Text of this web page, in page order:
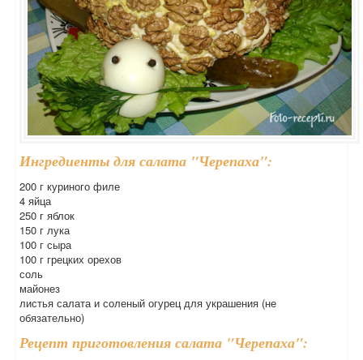
Ингредиенты для салата "Черепаха":
200 г куриного филе
4 яйца
250 г яблок
150 г лука
100 г сыра
100 г грецких орехов
соль
майонез
листья салата и соленый огурец для украшения (не
обязательно)
Рецепт приготовления салата "Черепаха":